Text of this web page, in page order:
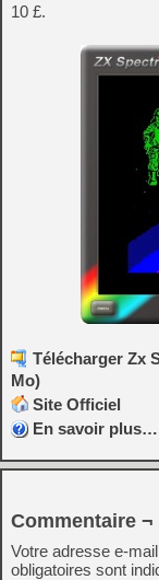
10 £.
Télécharger Zx
Mo)
Site Officiel
En savoir plus…
Commentaire ¬
Votre adresse e-
obligatoires sont